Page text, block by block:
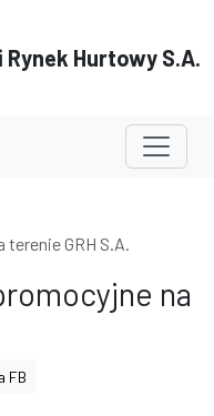
Hurtowy S.A.
GRH S.A.
na
FB